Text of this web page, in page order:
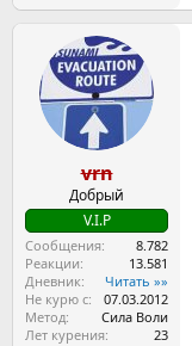
vrn
Добрый
V.I.P
Сообщения
8.782
Реакции
13.581
Дневник
Читать »»
Не курю с
07.03.2012
Метод
Сила Воли
Лет курения
23